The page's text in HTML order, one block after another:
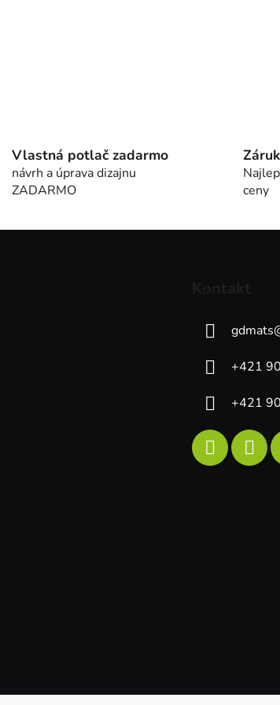
Vlastná potlač zadarmo
návrh a úprava dizajnu
ZADARMO
ceny
gdmats
+421
+421